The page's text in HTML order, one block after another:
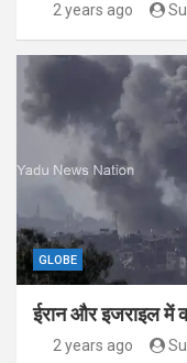
2 years ago
GLOBE
ईरान और इजराइल में
2 years ago